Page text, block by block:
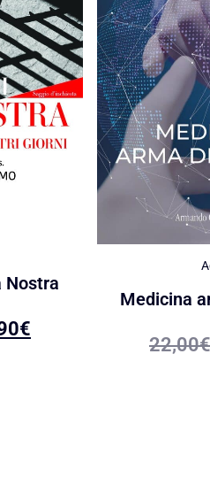
Nostra
€
Medicina
22,00€